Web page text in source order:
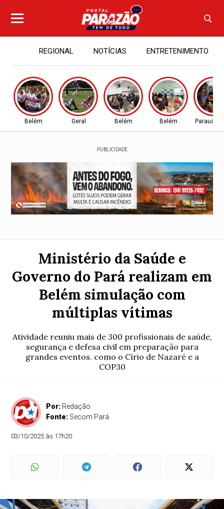
REGIONAL NOTÍCIAS ENTRETENIMENTO
Belém Geral Belém Belém
PUBLICIDADE
Ministério da Saúde e
Governo do Pará realizam em
Belém simulação com
múltiplas vítimas
Atividade reuniu mais de 300 profissionais de saúde,
segurança e defesa civil em preparação para
grandes eventos. como o Círio de Nazaré e a
COP30
Por: Redação
Fonte: Secom Pará
03/10/2025 às 17h20